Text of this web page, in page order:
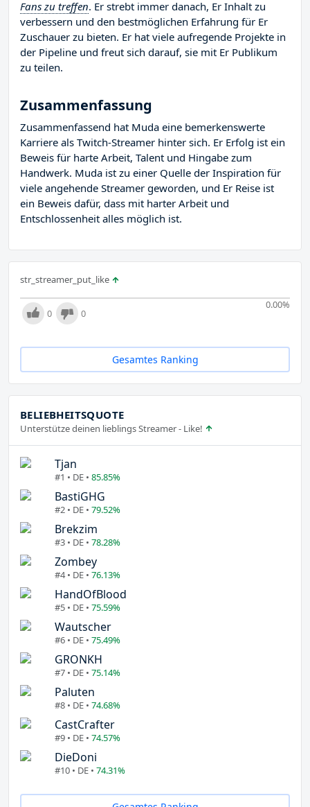
Fans zu treffen. Er strebt immer danach, Er Inhalt zu
verbessern und den bestmöglichen Erfahrung für Er
Zuschauer zu bieten. Er hat viele aufregende Projekte in
der Pipeline und freut sich darauf, sie mit Er Publikum
zu teilen.
Zusammenfassung
Zusammenfassend hat Muda eine bemerkenswerte
Karriere als Twitch-Streamer hinter sich. Er Erfolg ist ein
Beweis für harte Arbeit, Talent und Hingabe zum
Handwerk. Muda ist zu einer Quelle der Inspiration für
viele angehende Streamer geworden, und Er Reise ist
ein Beweis dafür, dass mit harter Arbeit und
Entschlossenheit alles möglich ist.
str_streamer_put_like
0.00%
0 0
Gesamtes Ranking
BELIEBHEITSQUOTE
Unterstütze deinen lieblings Streamer - Like!
Tjan
#1 • DE • 85.85%
BastiGHG
#2 • DE • 79.52%
Brekzim
#3 • DE • 78.28%
Zombey
#4 • DE • 76.13%
HandOfBlood
#5 • DE • 75.59%
Wautscher
#6 • DE • 75.49%
GRONKH
#7 • DE • 75.14%
Paluten
#8 • DE • 74.68%
CastCrafter
#9 • DE • 74.57%
DieDoni
#10 • DE • 74.31%